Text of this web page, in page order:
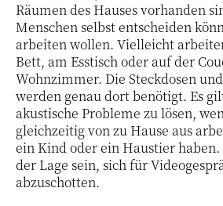
Räumen des Hauses vorhanden
Menschen selbst entscheiden
arbeiten wollen. Vielleicht
Bett, am Esstisch oder auf der
Wohnzimmer. Die Steckdosen
werden genau dort benötigt. Es
akustische Probleme zu lösen,
gleichzeitig von zu Hause aus
ein Kind oder ein Haustier haben.
der Lage sein, sich für
abzuschotten.